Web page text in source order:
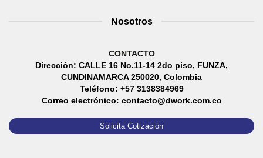
Nosotros
CONTACTO
Dirección: CALLE 16 No.11-14 2do piso, FUNZA,
CUNDINAMARCA 250020, Colombia
Teléfono: +57 3138384969
Correo electrónico: contacto@dwork.com.co
Solicita Cotización